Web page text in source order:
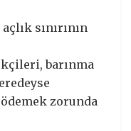
sınırının
barınma
zorunda